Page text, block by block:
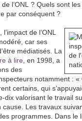
de l’ONL ? Quels sont
par conséquent ?
, l’impact de l’ONL
car ses
médiatisés. La
à lire , en 1998, a
des
notamment : «
certains, qui
dix valorisant le travail
Les travaux
programmes. Dans le